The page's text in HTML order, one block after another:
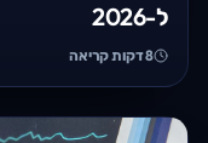
ל-2026
8דקות קריאה